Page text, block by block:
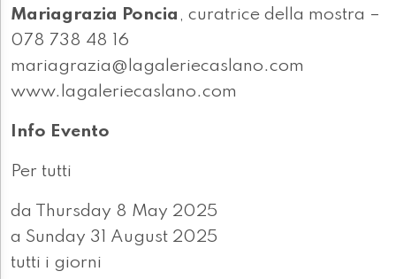
Mariagrazia Poncia , curatrice della mostra –
078 738 48 16
mariagrazia@lagaleriecaslano.com
www.lagaleriecaslano.com
Info Evento
Per tutti
da Thursday 8 May 2025
a Sunday 31 August 2025
tutti i giorni